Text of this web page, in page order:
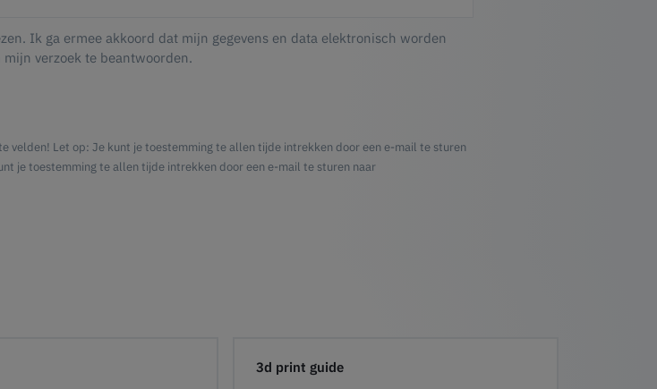
Ik ga ermee akkoord dat mijn gegevens en data elektronisch worden
verzoek te beantwoorden.
velden! Let op: Je kunt je toestemming te allen tijde intrekken door een e-mail te sturen
je toestemming te allen tijde intrekken door een e-mail te sturen naar
3d print guide